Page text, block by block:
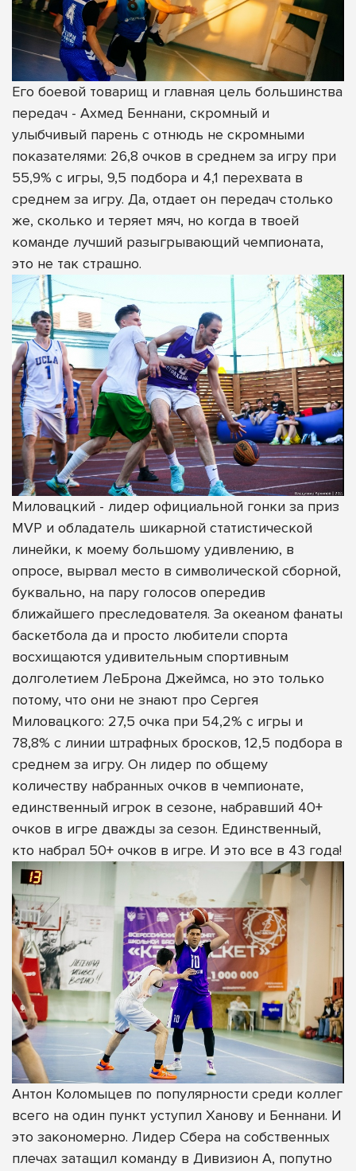
Его боевой товарищ и главная цель большинства
передач - Ахмед Беннани, скромный и
улыбчивый парень с отнюдь не скромными
показателями: 26,8 очков в среднем за игру при
55,9% с игры, 9,5 подбора и 4,1 перехвата в
среднем за игру. Да, отдает он передач столько
же, сколько и теряет мяч, но когда в твоей
команде лучший разыгрывающий чемпионата,
это не так страшно.
Миловацкий - лидер официальной гонки за приз
MVP и обладатель шикарной статистической
линейки, к моему большому удивлению, в
опросе, вырвал место в символической сборной,
буквально, на пару голосов опередив
ближайшего преследователя. За океаном фанаты
баскетбола да и просто любители спорта
восхищаются удивительным спортивным
долголетием ЛеБрона Джеймса, но это только
потому, что они не знают про Сергея
Миловацкого: 27,5 очка при 54,2% с игры и
78,8% с линии штрафных бросков, 12,5 подбора в
среднем за игру. Он лидер по общему
количеству набранных очков в чемпионате,
единственный игрок в сезоне, набравший 40+
очков в игре дважды за сезон. Единственный,
кто набрал 50+ очков в игре. И это все в 43 года!
Антон Коломыцев по популярности среди коллег
всего на один пункт уступил Ханову и Беннани. И
это закономерно. Лидер Сбера на собственных
плечах затащил команду в Дивизион А, попутно